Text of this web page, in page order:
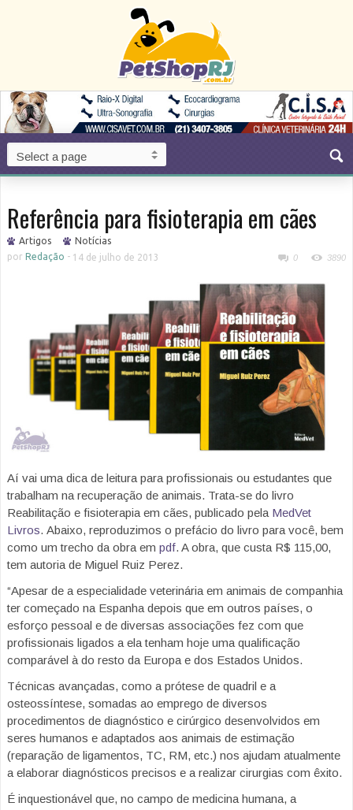
Referência para fisioterapia em cães
Artigos
Notícias
por Redação - 14 de julho de 2013 0 3890
Aí vai uma dica de leitura para profissionais ou estudantes que
trabalham na recuperação de animais. Trata-se do livro
Reabilitação e fisioterapia em cães, publicado pela MedVet
Livros. Abaixo, reproduzimos o prefácio do livro para você, bem
como um trecho da obra em pdf. A obra, que custa R$ 115,00,
tem autoria de Miguel Ruiz Perez.
“Apesar de a especialidade veterinária em animais de companhia
ter começado na Espanha depois que em outros países, o
esforço pessoal e de diversas associações fez com que
profissionais ligados a ela tenham hoje uma qualificação
comparável à do resto da Europa e dos Estados Unidos.
Técnicas avançadas, como a prótese de quadril e a
osteossíntese, somadas ao emprego de diversos
procedimentos de diagnóstico e cirúrgico desenvolvidos em
seres humanos e adaptados aos animais de estimação
(reparação de ligamentos, TC, RM, etc.) nos ajudam atualmente
a elaborar diagnósticos precisos e a realizar cirurgias com êxito.
É inquestionável que, no campo de medicina humana, a